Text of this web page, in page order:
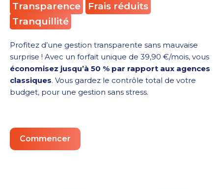
Transparence
Frais réduits
Tranquillité
Profitez d’une gestion transparente sans mauvaise
surprise ! Avec un forfait unique de 39,90 €/mois, vous
économisez jusqu’à 50 % par rapport aux agences
classiques. Vous gardez le contrôle total de votre
budget, pour une gestion sans stress.
Commencer